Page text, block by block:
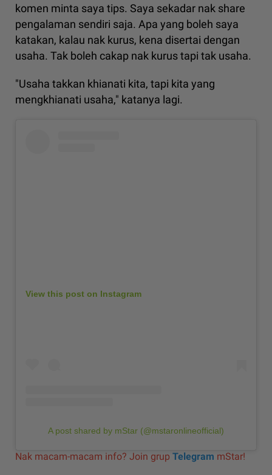
komen minta saya tips. Saya sekadar nak share
pengalaman sendiri saja. Apa yang boleh saya
katakan, kalau nak kurus, kena disertai dengan
usaha. Tak boleh cakap nak kurus tapi tak usaha.
"Usaha takkan khianati kita, tapi kita yang
mengkhianati usaha," katanya lagi.
View this post on Instagram
A post shared by mStar (@mstaronlineofficial)
Nak macam-macam info? Join grup Telegram mStar!